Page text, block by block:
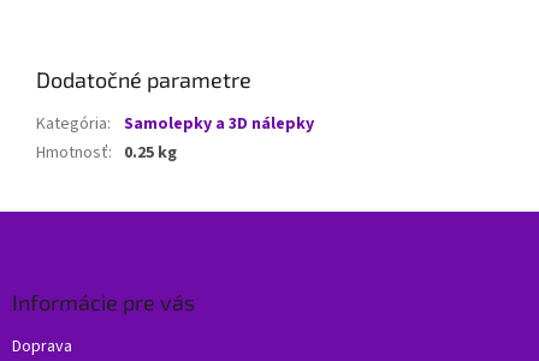
Dodatočné parametre
Kategória: Samolepky a 3D nálepky
Hmotnosť: 0.25 kg
Informácie pre vás
Doprava